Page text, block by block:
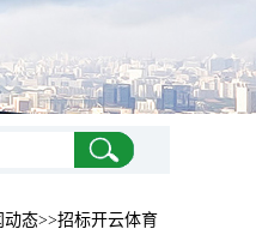
动态>>招标开云体育